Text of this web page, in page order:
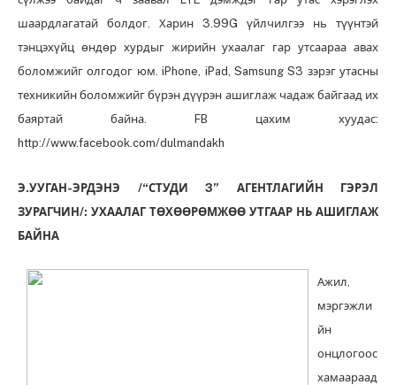
шаардлагатай болдог. Харин 3.99G үйлчилгээ нь түүнтэй
тэнцэхүйц өндөр хурдыг жирийн ухаалаг гар утсаараа авах
боломжийг олгодог юм. iPhone, iPad, Samsung S3 зэрэг утасны
техникийн боломжийг бүрэн дүүрэн ашиглаж чадаж байгаад их
баяртай байна. FB цахим хуудас:
http://www.facebook.com/dulmandakh
Э.УУГАН-ЭРДЭНЭ /“СТУДИ 3” АГЕНТЛАГИЙН ГЭРЭЛ
ЗУРАГЧИН/: УХААЛАГ ТӨХӨӨРӨМЖӨӨ УТГААР НЬ АШИГЛАЖ
БАЙНА
Ажил,
мэргэжли
йн
онцлогоос
хамаараад